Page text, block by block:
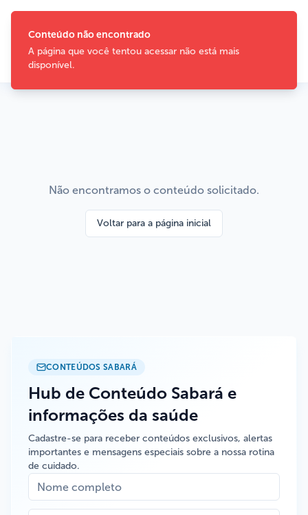
Conteúdo não encontrado
A página que você tentou acessar não está mais
disponível.
Não encontramos o conteúdo solicitado.
Voltar para a página inicial
CONTEÚDOS SABARÁ
Hub de Conteúdo Sabará e
informações da saúde
Cadastre-se para receber conteúdos exclusivos, alertas
importantes e mensagens especiais sobre a nossa rotina
de cuidado.